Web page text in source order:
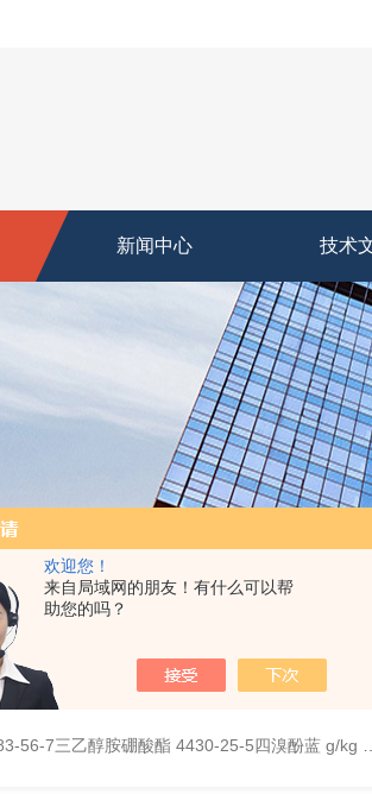
欢迎您！
来自局域网的朋友！有什么可以帮
助您的吗？
新闻中心 技术
56-7三乙醇胺硼酸酯 4430-25-5四溴酚蓝 g/kg